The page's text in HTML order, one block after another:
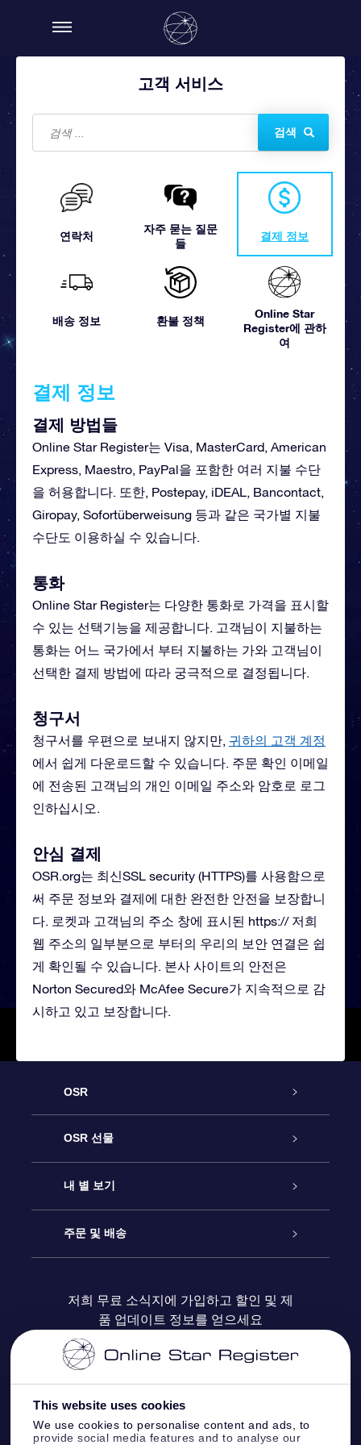
This website uses cookies
We use cookies to personalise content and ads, to
provide social media features and to analyse our
고객 서비스
검색
연락처
자주 묻는 질문
들
결제 정보
배송 정보 환불 정책
Online Star
Register에 관하
여
결제 정보
결제 방법들
Online Star Register는 Visa, MasterCard, American
Express, Maestro, PayPal을 포함한 여러 지불 수단
을 허용합니다. 또한, Postepay, iDEAL, Bancontact,
Giropay, Sofortüberweisung 등과 같은 국가별 지불
수단도 이용하실 수 있습니다.
통화
Online Star Register는 다양한 통화로 가격을 표시할
수 있는 선택기능을 제공합니다. 고객님이 지불하는
통화는 어느 국가에서 부터 지불하는 가와 고객님이
선택한 결제 방법에 따라 궁극적으로 결정됩니다.
청구서
청구서를 우편으로 보내지 않지만, 귀하의 고객 계정
에서 쉽게 다운로드할 수 있습니다. 주문 확인 이메일
에 전송된 고객님의 개인 이메일 주소와 암호로 로그
인하십시오.
안심 결제
OSR.org는 최신SSL security (HTTPS)를 사용함으로
써 주문 정보와 결제에 대한 완전한 안전을 보장합니
다. 로켓과 고객님의 주소 창에 표시된 https:// 저희
웹 주소의 일부분으로 부터의 우리의 보안 연결은 쉽
게 확인될 수 있습니다. 본사 사이트의 안전은
Norton Secured와 McAfee Secure가 지속적으로 감
시하고 있고 보장합니다.
OSR
고객 서비스
연락처
블로그
OSR 선물
온라인 별 선물
OSR 선물 팩
OSR 상품권
기업 선물
내 별 보기
Star Register
맞춤 별 페이지
One Million Stars
주문 및 배송
결제 정보
배송 정보
환불 정책
저희 무료 소식지에 가입하고 할인 및 제
품 업데이트 정보를 얻으세요